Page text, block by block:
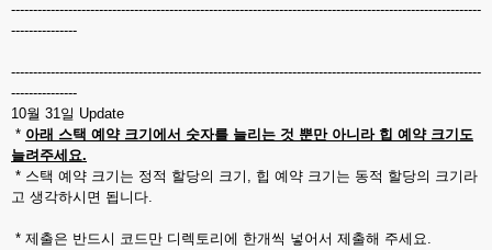
-----------------------------------------------------------------------------------------------------------
---------------
-----------------------------------------------------------------------------------------------------------
---------------
10월 31일 Update
* 아래 스택 예약 크기에서 숫자를 늘리는 것 뿐만 아니라 힙 예약 크기도
늘려주세요.
* 스택 예약 크기는 정적 할당의 크기, 힙 예약 크기는 동적 할당의 크기라
고 생각하시면 됩니다.
* 제출은 반드시 코드만 디렉토리에 한개씩 넣어서 제출해 주세요.